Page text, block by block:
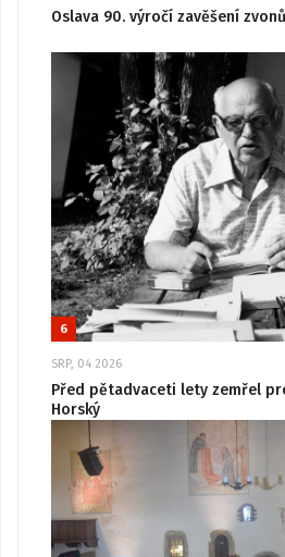
Oslava 90. výročí zavěšení
6
SRP, 04 2026
Před pětadvaceti lety zemřel
Horský